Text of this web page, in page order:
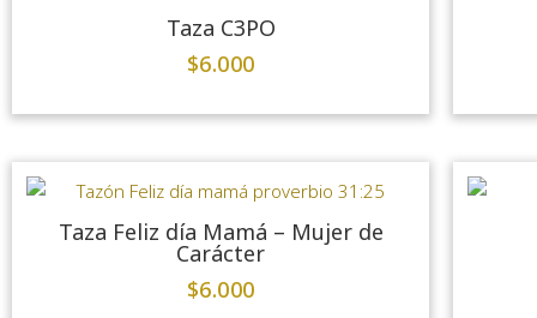
Taza C3PO
$6.000
Taza Feliz día Mamá – Mujer de
Carácter
$6.000